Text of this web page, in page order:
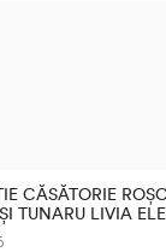
CĂSĂTORIE
TUNARU LIVIA